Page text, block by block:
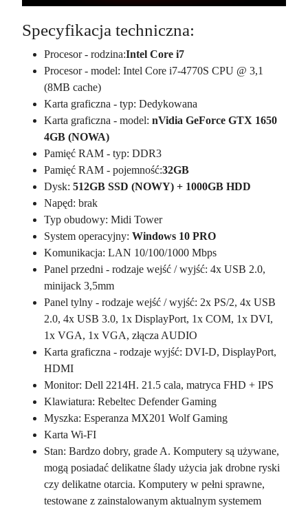
Specyfikacja techniczna:
Procesor - rodzina:Intel Core i7
Procesor - model: Intel Core i7-4770S CPU @ 3,1
(8MB cache)
Karta graficzna - typ: Dedykowana
Karta graficzna - model: nVidia GeForce GTX 1650
4GB (NOWA)
Pamięć RAM - typ: DDR3
Pamięć RAM - pojemność:32GB
Dysk: 512GB SSD (NOWY) + 1000GB HDD
Napęd: brak
Typ obudowy: Midi Tower
System operacyjny: Windows 10 PRO
Komunikacja: LAN 10/100/1000 Mbps
Panel przedni - rodzaje wejść / wyjść: 4x USB 2.0,
minijack 3,5mm
Panel tylny - rodzaje wejść / wyjść: 2x PS/2, 4x USB
2.0, 4x USB 3.0, 1x DisplayPort, 1x COM, 1x DVI,
1x VGA, 1x VGA, złącza AUDIO
Karta graficzna - rodzaje wyjść: DVI-D, DisplayPort,
HDMI
Monitor: Dell 2214H. 21.5 cala, matryca FHD + IPS
Klawiatura: Rebeltec Defender Gaming
Myszka: Esperanza MX201 Wolf Gaming
Karta Wi-FI
Stan: Bardzo dobry, grade A. Komputery są używane,
mogą posiadać delikatne ślady użycia jak drobne ryski
czy delikatne otarcia. Komputery w pełni sprawne,
testowane z zainstalowanym aktualnym systemem